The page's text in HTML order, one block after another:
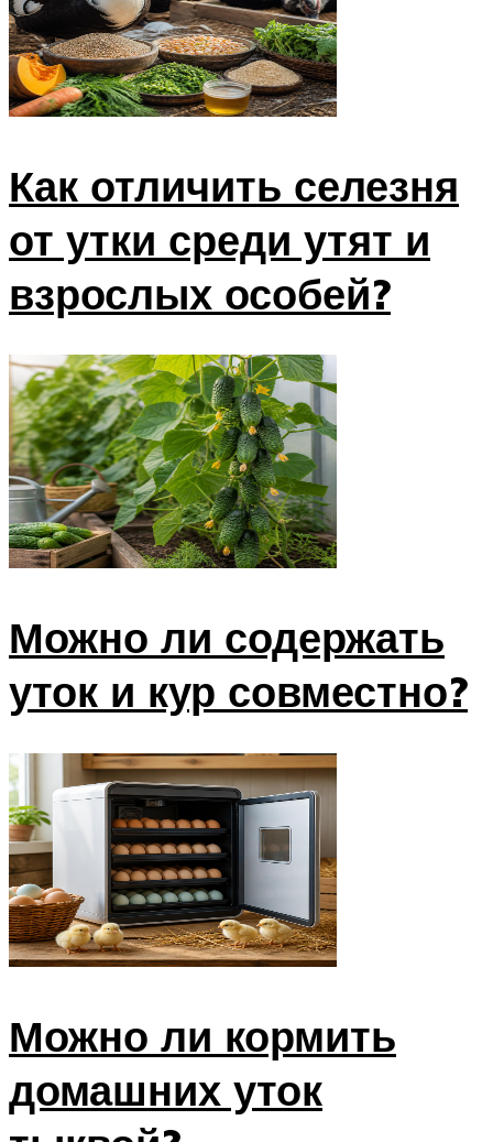
Как отличить селезня
от утки среди утят и
взрослых особей?
Можно ли содержать
уток и кур совместно?
Можно ли кормить
домашних уток